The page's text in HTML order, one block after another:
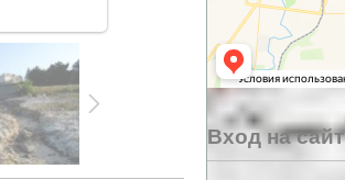
Вход на сайт